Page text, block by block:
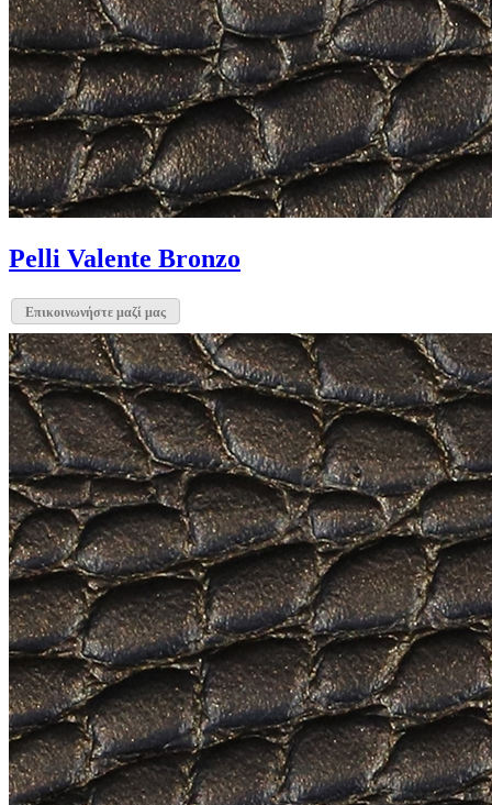
Pelli Valente Bronzo
Επικοινωνήστε μαζί μας